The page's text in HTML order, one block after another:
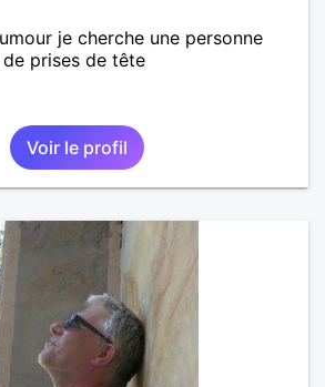
je cherche une personne
prises de tête
Voir le profil